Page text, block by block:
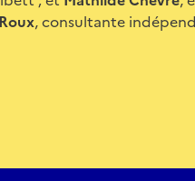
, consultante